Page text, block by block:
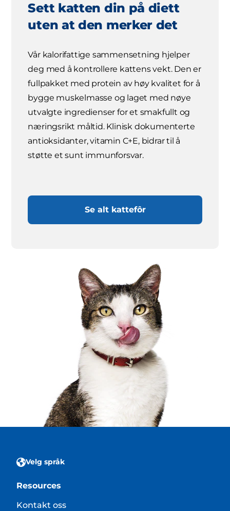
Sett katten din på diett
uten at den merker det
Vår kalorifattige sammensetning hjelper
deg med å kontrollere kattens vekt. Den er
fullpakket med protein av høy kvalitet for å
bygge muskelmasse og laget med nøye
utvalgte ingredienser for et smakfullt og
næringsrikt måltid. Klinisk dokumenterte
antioksidanter, vitamin C+E, bidrar til å
støtte et sunt immunforsvar.
Se alt kattefôr
Velg språk
Resources
Kontakt oss